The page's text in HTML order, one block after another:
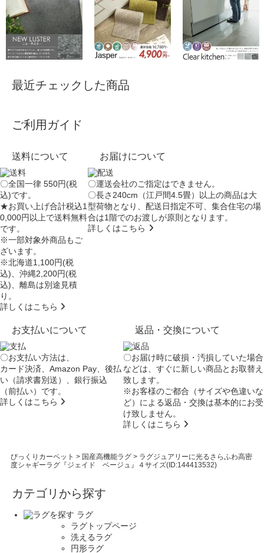
最近チェックした商品
ご利用ガイド
送料について
〇全国一律 550円(税
込)です。
★お買い上げ合計税込1
0,000円以上で送料無料
です。
※一部対象外商品もご
ざいます。
※北海道1,100円(税
込)、沖縄2,200円(税
込)、離島は別途見積
り。
詳しくはこちら
お届けについて
〇運送会社のご指定はできません。
〇長さ240cm（江戸間4.5畳）以上の商品は大
型荷物となり、配送日指定不可、集合住宅の場
合は1階でのお渡しが原則となります。
詳しくはこちら
お支払いについて
〇お支払い方法は、
カード決済、Amazon Pay、後払
い（請求書別送）、銀行振込
（前払い）です。
詳しくはこちら
返品・交換について
〇お届け時に破損・汚損していた場合
などは、すぐに新しい商品とお取替え
致します。
※お客様のご都合（サイズや色違いな
ど）による返品・交換は基本的にお受
け致しません。
詳しくはこちら
びっくりカーペット > 国産高機能ラグ> ラグジュアリーに光るさらふわ高密
度シャギーラグ『ジェイド ベージュ』４サイズ(ID:144413532)
カテゴリから探す
ラグ
ラグトップページ
洗えるラグ
円形ラグ